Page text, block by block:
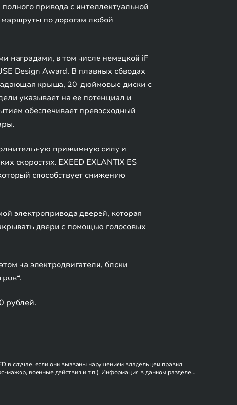
привода с интеллектуальной
маршруты по дорогам любой
наградами, в том числе немецкой iF
Design Award. В плавных обводах
крыша, 20-дюймовые диски с
указывает на ее потенциал и
обеспечивает превосходный
прижимную силу и
скоростях. EXEED EXLANTIX ES
способствует снижению
электропривода дверей, которая
двери с помощью голосовых
на электродвигатели, блоки
рублей.
в случае, если они вызваны нарушением владельцем правил
мажор, военные действия и т.п.). Информация в данном разделе